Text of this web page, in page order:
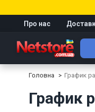
Про нас
Головна График
График